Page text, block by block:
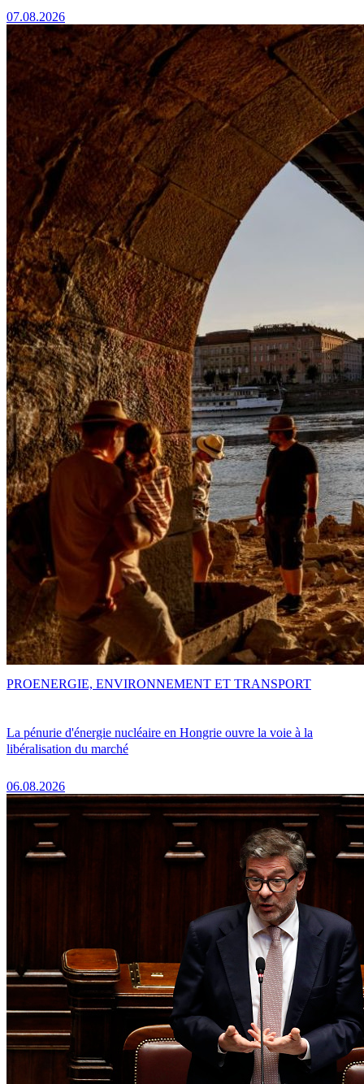
07.08.2026
La pénurie d'énergie nucléaire en Hongrie ouvre la voie à la
libéralisation du marché
06.08.2026
PROENERGIE, ENVIRONNEMENT ET TRANSPORT